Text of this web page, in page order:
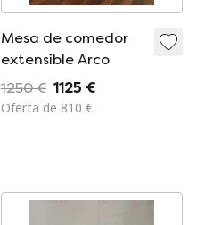
Mesa de comedor
extensible Arco
1250 € 1125 €
Oferta de 810 €